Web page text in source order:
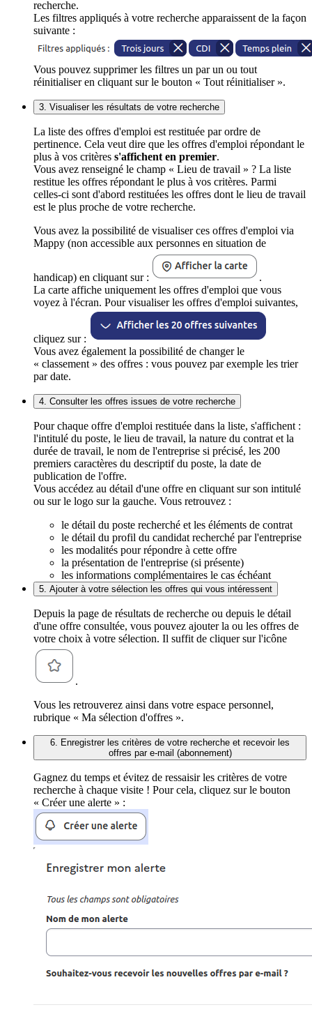
recherche.
Les filtres appliqués à votre recherche apparaissent de la façon
suivante :
Vous pouvez supprimer les filtres un par un ou tout
réinitialiser en cliquant sur le bouton « Tout réinitialiser ».
3. Visualiser les résultats de votre recherche
La liste des offres d'emploi est restituée par ordre de
pertinence. Cela veut dire que les offres d'emploi répondant le
plus à vos critères s'affichent en premier.
Vous avez renseigné le champ « Lieu de travail » ? La liste
restitue les offres répondant le plus à vos critères. Parmi
celles-ci sont d'abord restituées les offres dont le lieu de travail
est le plus proche de votre recherche.
Vous avez la possibilité de visualiser ces offres d'emploi via
Mappy (non accessible aux personnes en situation de
handicap) en cliquant sur :
.
La carte affiche uniquement les offres d'emploi que vous
voyez à l'écran. Pour visualiser les offres d'emploi suivantes,
cliquez sur :
Vous avez également la possibilité de changer le
« classement » des offres : vous pouvez par exemple les trier
par date.
4. Consulter les offres issues de votre recherche
Pour chaque offre d'emploi restituée dans la liste, s'affichent :
l'intitulé du poste, le lieu de travail, la nature du contrat et la
durée de travail, le nom de l'entreprise si précisé, les 200
premiers caractères du descriptif du poste, la date de
publication de l'offre.
Vous accédez au détail d'une offre en cliquant sur son intitulé
ou sur le logo sur la gauche. Vous retrouvez :
le détail du poste recherché et les éléments de contrat
le détail du profil du candidat recherché par l'entreprise
les modalités pour répondre à cette offre
la présentation de l'entreprise (si présente)
les informations complémentaires le cas échéant
5. Ajouter à votre sélection les offres qui vous intéressent
Depuis la page de résultats de recherche ou depuis le détail
d'une offre consultée, vous pouvez ajouter la ou les offres de
votre choix à votre sélection. Il suffit de cliquer sur l'icône
.
Vous les retrouverez ainsi dans votre espace personnel,
rubrique « Ma sélection d'offres ».
6. Enregistrer les critères de votre recherche et recevoir les
offres par e-mail (abonnement)
Gagnez du temps et évitez de ressaisir les critères de votre
recherche à chaque visite ! Pour cela, cliquez sur le bouton
« Créer une alerte » :